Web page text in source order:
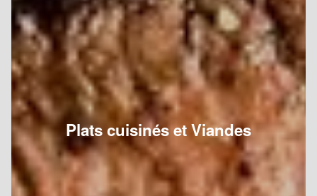
Plats cuisinés et Viandes